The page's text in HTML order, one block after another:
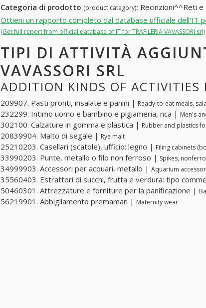
Categoria di prodotto (product category): Recinzioni^^Reti
Ottieni un rapporto completo dal database ufficiale dell'IT
(Get full report from official database of IT for TRAFILERIA VAVASSORI srl)
TIPI DI ATTIVITÀ
VAVASSORI SRL
ADDITION KINDS OF ACTIVITIES
209907. Pasti pronti, insalate e panini | Ready-to-eat meals,
232299. Intimo uomo e bambino e pigiameria, nca | Men's
302100. Calzature in gomma e plastica | Rubber and plastics
20839904. Malto di segale | Rye malt
25210203. Casellari (scatole), ufficio: legno | Filing cabinets
33990203. Punte, metallo o filo non ferroso | Spikes,
34999903. Accessori per acquari, metallo | Aquarium
35560403. Estrattori di succhi, frutta e verdura: tipo
50460301. Attrezzature e forniture per la panificazione |
56219901. Abbigliamento premaman | Maternity wear